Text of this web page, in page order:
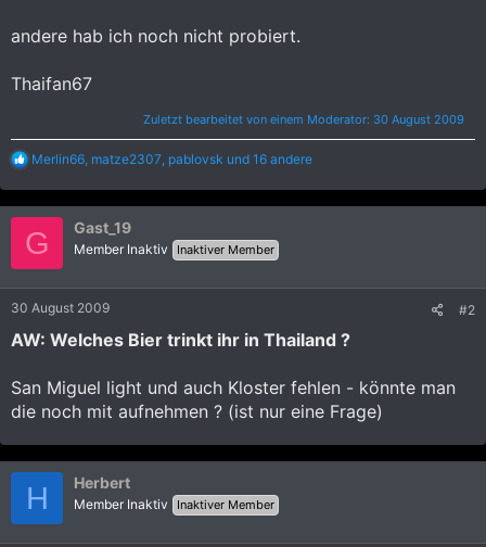
andere hab ich noch nicht probiert.
Thaifan67
Zuletzt bearbeitet von einem Moderator: 30 August 2009
R
a
k
i
n
:
Merlin66, matze2307, pablovsk und 16 andere
G Gast_19
Member Inaktiv Inaktiver Member
30 August 2009 #2
AW: Welches Bier trinkt ihr in Thailand ?
San Miguel light und auch Kloster fehlen - könnte man
die noch mit aufnehmen ? (ist nur eine Frage)
H Herbert
Member Inaktiv Inaktiver Member